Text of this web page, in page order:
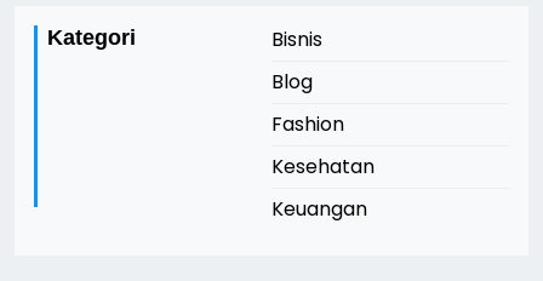
Kategori
Bisnis
Blog
Fashion
Kesehatan
Keuangan